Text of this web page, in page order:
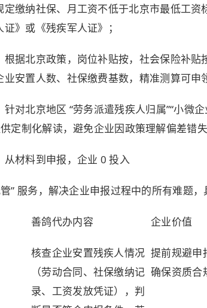
定缴纳社保、月工资不低于北京市最低工
》或《残疾军人证》；
根据北京政策，岗位补贴按，社会保险补贴
安置人数、 社保缴费基数，精准测算可申
针对北京地区 “劳务派遣残疾人归属”“小微
定制化解读，避免企业因政策理解偏差错失
从材料到申报，企业 0 投入
” 服务，解决企业申报过程中的所有难题，
善鸽代办内容 企业价值
核查企业安置残疾人情况
（劳动合同、社保缴纳记
录、工资发放凭证），判
提前规避申
确保资质合